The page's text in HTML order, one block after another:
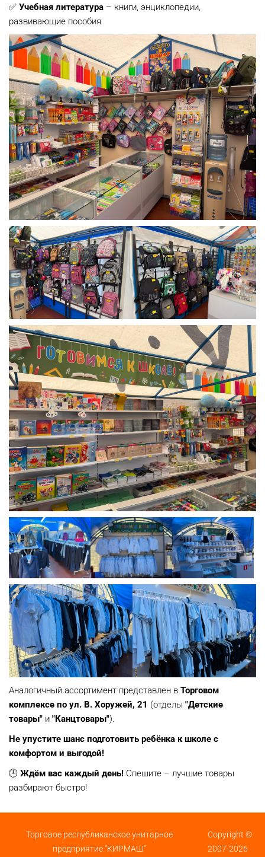
✅ Учебная литература – книги, энциклопедии,
развивающие пособия
Аналогичный ассортимент представлен в Торговом
комплексе по ул. В. Хоружей, 21 (отделы "Детские
товары" и "Канцтовары").
Не упустите шанс подготовить ребёнка к школе с
комфортом и выгодой!
🕒 Ждём вас каждый день! Спешите – лучшие товары
разбирают быстро!
Торговое республиканское унитарное
предприятие "КИРМАШ"
Copyright ©
2007-2026